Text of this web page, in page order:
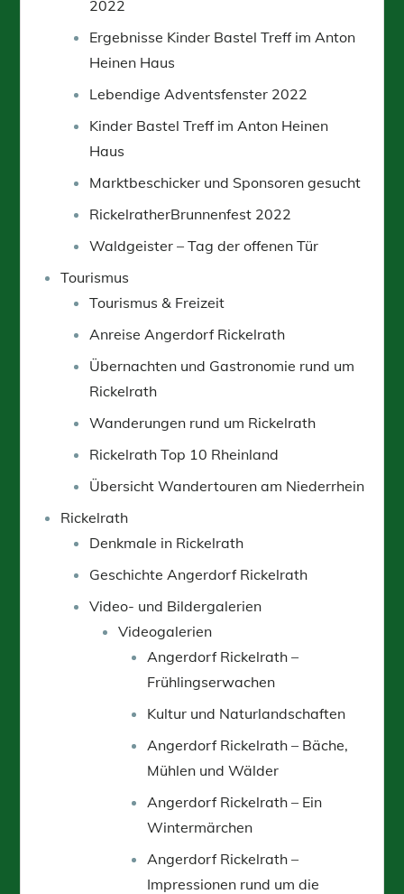
2022
Ergebnisse Kinder Bastel Treff im Anton
Heinen Haus
Lebendige Adventsfenster 2022
Kinder Bastel Treff im Anton Heinen
Haus
Marktbeschicker und Sponsoren gesucht
RickelratherBrunnenfest 2022
Waldgeister – Tag der offenen Tür
Tourismus
Tourismus & Freizeit
Anreise Angerdorf Rickelrath
Übernachten und Gastronomie rund um
Rickelrath
Wanderungen rund um Rickelrath
Rickelrath Top 10 Rheinland
Übersicht Wandertouren am Niederrhein
Rickelrath
Denkmale in Rickelrath
Geschichte Angerdorf Rickelrath
Video- und Bildergalerien
Videogalerien
Angerdorf Rickelrath –
Frühlingserwachen
Kultur und Naturlandschaften
Angerdorf Rickelrath – Bäche,
Mühlen und Wälder
Angerdorf Rickelrath – Ein
Wintermärchen
Angerdorf Rickelrath –
Impressionen rund um die